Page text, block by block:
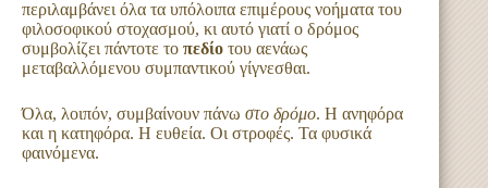
περιλαμβάνει όλα τα υπόλοιπα επιμέρους νοήματα του
φιλοσοφικού στοχασμού, κι αυτό γιατί ο δρόμος
συμβολίζει πάντοτε το πεδίο του αενάως
μεταβαλλόμενου συμπαντικού γίγνεσθαι.
Όλα, λοιπόν, συμβαίνουν πάνω στο δρόμο. Η ανηφόρα
και η κατηφόρα. Η ευθεία. Οι στροφές. Τα φυσικά
φαινόμενα.